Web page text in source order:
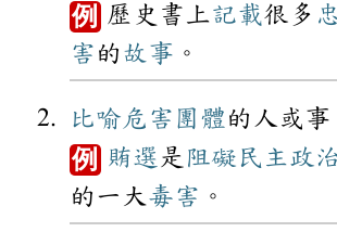
例 歷史書上記載很多
害 的 故事 。
比喻 危害 團體 的人或事
例 賄選 是 阻礙 民主政
的一大毒害 。